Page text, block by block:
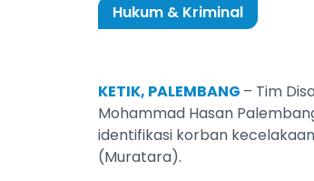
Hukum & Kriminal
KETIK, PALEMBANG – Tim
Mohammad Hasan
identifikasi korban
(Muratara).